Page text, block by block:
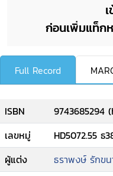
ก่อนเพิ่มแท็ก
Full Record
ISBN
9743685294
เลขหมู่
HD5072.55 ธ
ผู้แต่ง
ธราพงษ์ รักขน